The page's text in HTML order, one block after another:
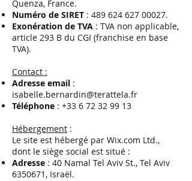
Quenza, France.
Numéro de SIRET : 489 624 627 00027.
Exonération de TVA : TVA non applicable,
article 293 B du CGI (franchise en base
TVA).
Contact :
Adresse email :
isabelle.bernardin@terattela.fr
Téléphone : +33 6 72 32 99 13
Hébergement :
Le site est hébergé par Wix.com Ltd.,
dont le siège social est situé :
Adresse : 40 Namal Tel Aviv St., Tel Aviv
6350671 , Israël.